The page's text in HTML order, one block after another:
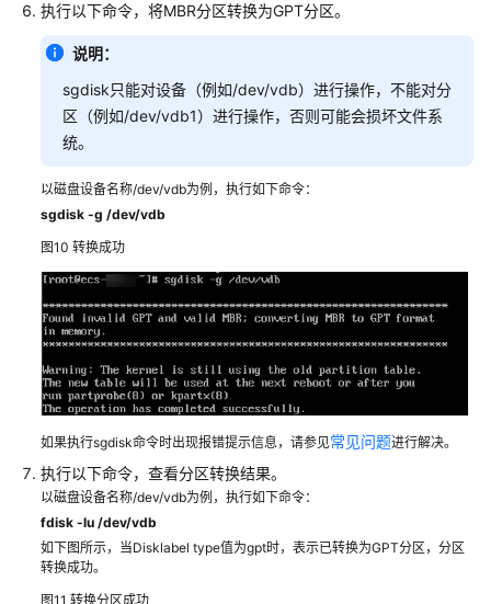
用
户
指
频
帮
助
档
下
载
通
参
考
产
品
术
语
执行以下命令，将MBR分区转换为GPT分区。
说明：
sgdisk只能对设备（例如/dev/vdb）进行操作，不能对分
区（例如/dev/vdb1）进行操作，否则可能会损坏文件系
统。
以磁盘设备名称/dev/vdb为例，执行如下命令：
sgdisk -g /dev/vdb
图10 转换成功
如果执行sgdisk命令时出现报错提示信息，请参见常见问题进行解决。
执行以下命令，查看分区转换结果。
以磁盘设备名称/dev/vdb为例，执行如下命令：
fdisk -lu /dev/vdb
如下图所示，当Disklabel type值为gpt时，表示已转换为GPT分区，分区
转换成功。
图11 转换分区成功